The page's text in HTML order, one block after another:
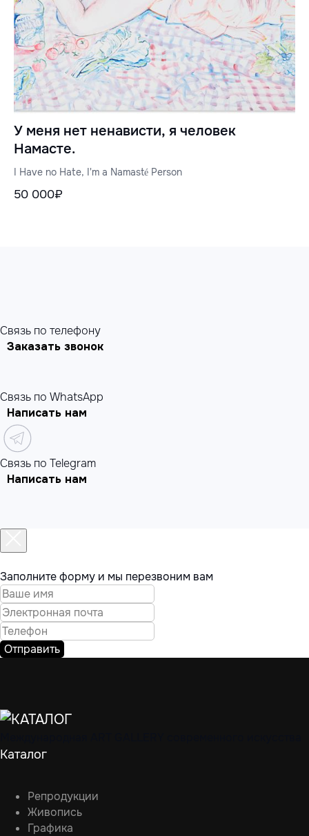
У меня нет ненависти, я человек
Намасте.
I Have no Hate, I'm a Namasté Person
50 000₽
Cвязь по телефону
Заказать звонок
Связь по WhatsApp
Написать нам
Связь по Telegram
Написать нам
Заполните форму и мы перезвоним вам
Отправить
Каталог
Репродукции
Живопись
Графика